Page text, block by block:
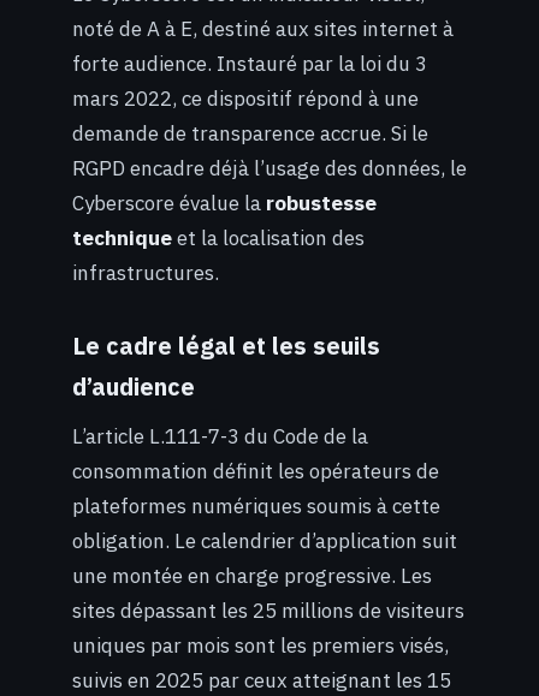
noté de A à E, destiné aux sites internet à
forte audience. Instauré par la loi du 3
mars 2022, ce dispositif répond à une
demande de transparence accrue. Si le
RGPD encadre déjà l’usage des données, le
Cyberscore évalue la robustesse
techniqueet la localisation des
infrastructures.
Le cadre légal et les seuils
d’audience
L’article L.111-7-3 du Code de la
consommation définit les opérateurs de
plateformes numériques soumis à cette
obligation. Le calendrier d’application suit
une montée en charge progressive. Les
sites dépassant les 25 millions de visiteurs
uniques par mois sont les premiers visés,
suivis en 2025 par ceux atteignant les 15